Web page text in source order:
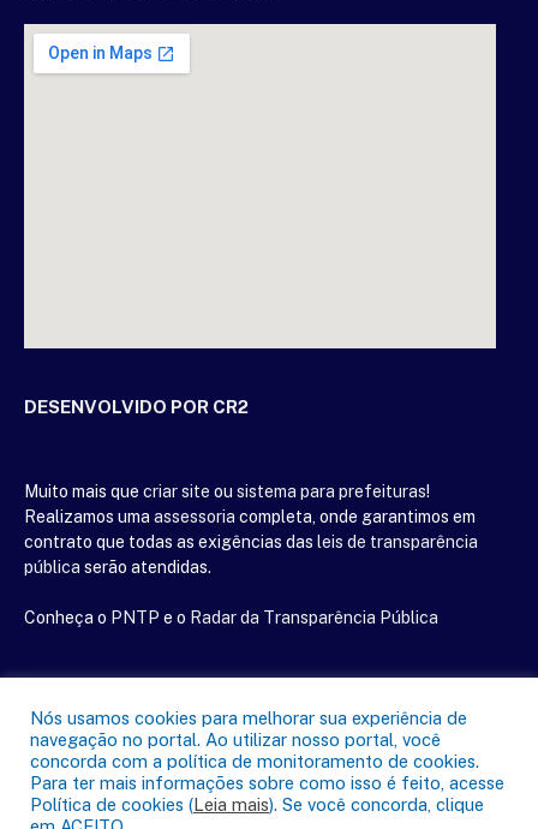
DESENVOLVIDO POR CR2
Muito mais que criar site ou sistema para prefeituras!
Realizamos uma assessoria completa, onde garantimos em
contrato que todas as exigências das leis de transparência
pública serão atendidas.
Conheça o PNTP e o Radar da Transparência Pública
Todos os direitos reservados a Câmara Municipal de Mãe do Rio
Mapa do Site
Acessar Área Administrativa
Nós usamos cookies para melhorar sua experiência de
navegação no portal. Ao utilizar nosso portal, você
concorda com a política de monitoramento de cookies.
Para ter mais informações sobre como isso é feito, acesse
Política de cookies (Leia mais). Se você concorda, clique